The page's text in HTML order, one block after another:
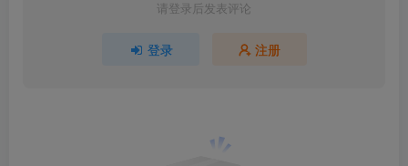
请登录后发表评论
登录 注册